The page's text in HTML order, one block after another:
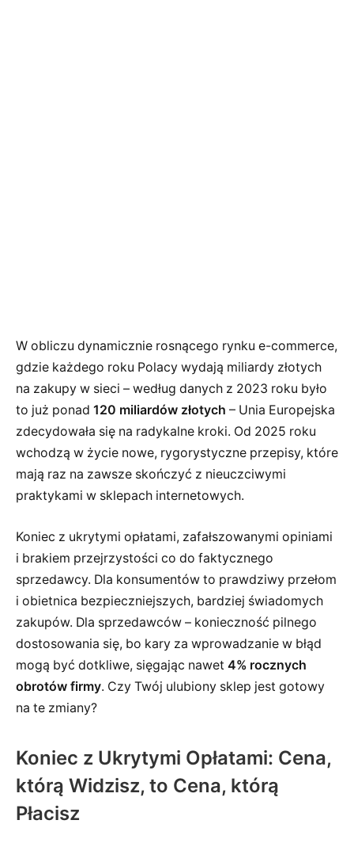
W obliczu dynamicznie rosnącego rynku e-commerce,
gdzie każdego roku Polacy wydają miliardy złotych
na zakupy w sieci – według danych z 2023 roku było
to już ponad 120 miliardów złotych – Unia Europejska
zdecydowała się na radykalne kroki. Od 2025 roku
wchodzą w życie nowe, rygorystyczne przepisy, które
mają raz na zawsze skończyć z nieuczciwymi
praktykami w sklepach internetowych.
Koniec z ukrytymi opłatami, zafałszowanymi opiniami
i brakiem przejrzystości co do faktycznego
sprzedawcy. Dla konsumentów to prawdziwy przełom
i obietnica bezpieczniejszych, bardziej świadomych
zakupów. Dla sprzedawców – konieczność pilnego
dostosowania się, bo kary za wprowadzanie w błąd
mogą być dotkliwe, sięgając nawet 4% rocznych
obrotów firmy. Czy Twój ulubiony sklep jest gotowy
na te zmiany?
Koniec z Ukrytymi Opłatami: Cena,
którą Widzisz, to Cena, którą
Płacisz